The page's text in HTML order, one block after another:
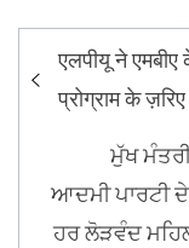
Post
एलपीयू ने
प्रोग्राम के
ਮੁੱਖ
ਆਦਮੀ ਪਾਰਟੀ
ਹਰ ਲੋੜਵੰਦ